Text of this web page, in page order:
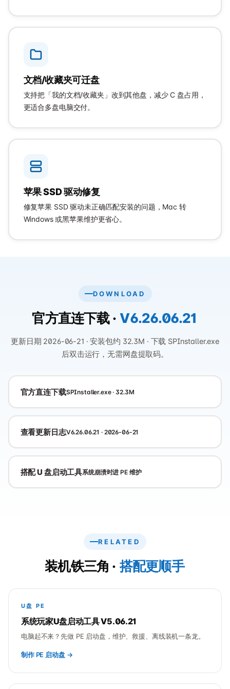
文档/收藏夹可迁盘
支持把「我的文档/收藏夹」改到其他盘，减少 C 盘占用，
更适合多盘电脑交付。
苹果 SSD 驱动修复
修复苹果 SSD 驱动未正确匹配安装的问题，Mac 转
Windows 或黑苹果维护更省心。
DOWNLOAD
官方直连下载 · V6.26.06.21
更新日期 2026-06-21 · 安装包约 32.3M · 下载 SPInstaller.exe
后双击运行，无需网盘提取码。
官方直连下载SPInstaller.exe · 32.3M
查看更新日志V6.26.06.21 · 2026-06-21
搭配 U 盘启动工具系统崩溃时进 PE 维护
RELATED
装机铁三角 · 搭配更顺手
U盘 PE
系统玩家U盘启动工具 V5.06.21
电脑起不来？先做 PE 启动盘，维护、救援、离线装机一条龙。
制作 PE 启动盘 →